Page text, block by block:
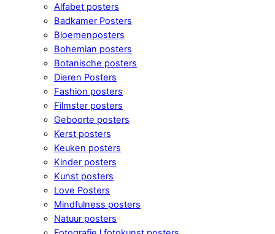
Alfabet posters
Badkamer Posters
Bloemenposters
Bohemian posters
Botanische posters
Dieren Posters
Fashion posters
Filmster posters
Geboorte posters
Kerst posters
Keuken posters
Kinder posters
Kunst posters
Love Posters
Mindfulness posters
Natuur posters